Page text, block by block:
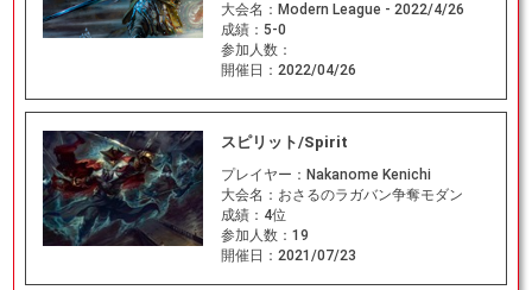
大会名： Modern League - 2022/4/26
成績： 5-0
参加人数：
開催日： 2022/04/26
スピリット/Spirit
プレイヤー： Nakanome Kenichi
大会名： おさるのラガバン争奪モダン
成績： 4位
参加人数： 19
開催日： 2021/07/23